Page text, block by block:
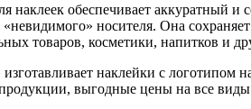
наклеек обеспечивает аккуратный
«невидимого» носителя. Она
товаров, косметики, напитков и
наклейки с логотипом
выгодные цены на все